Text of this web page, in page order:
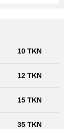
10 TKN
12 TKN
15 TKN
35 TKN